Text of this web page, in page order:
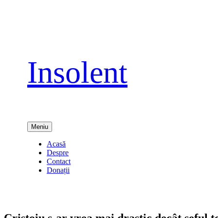
Insolent
Meniu
Acasă
Despre
Contact
Donații